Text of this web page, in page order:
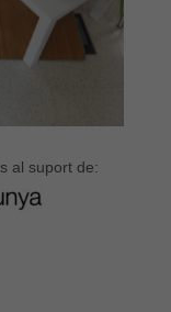
al suport de: